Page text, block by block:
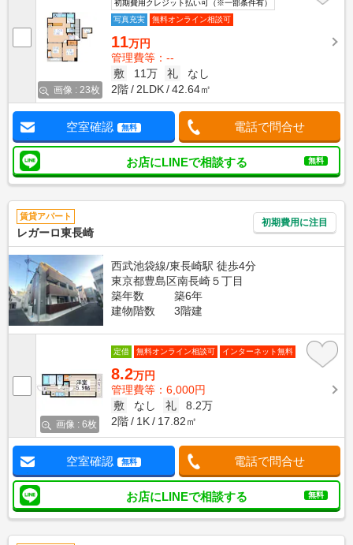
画像 : 23枚
初期費用クレジット払い可（※一部条件有）
写真充実
無料オンライン相談可
11万円
管理費等：--
敷
11万 礼
なし
2階
2LDK 42.64㎡
空室確認 無料 電話で問合せ
お店にLINEで相談する 無料
賃貸アパート
レガーロ東長崎
初期費用に注目
西武池袋線/東長崎駅 徒歩4分
東京都豊島区南長崎５丁目
築年数
築6年
建物階数
3階建
画像 : 6枚
定借 無料オンライン相談可 インターネット無料
8.2万円
管理費等：6,000円
敷
なし 礼
8.2万
2階
1K 17.82㎡
空室確認 無料 電話で問合せ
お店にLINEで相談する 無料